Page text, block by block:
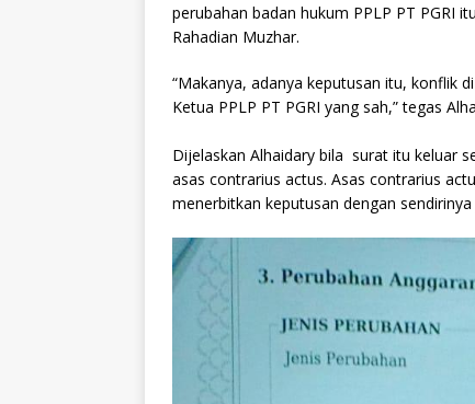
perubahan badan hukum PPLP PT PGRI
Rahadian Muzhar.
“Makanya, adanya keputusan itu, konflik
Ketua PPLP PT PGRI yang sah,” tegas
Dijelaskan Alhaidary bila surat itu keluar
asas contrarius actus. Asas contrarius
menerbitkan keputusan dengan